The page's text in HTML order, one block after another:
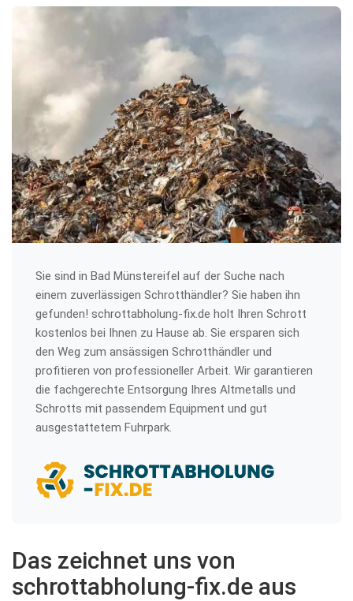
Sie sind in Bad Münstereifel auf der Suche nach
einem zuverlässigen Schrotthändler? Sie haben ihn
gefunden! schrottabholung-fix.de holt Ihren Schrott
kostenlos bei Ihnen zu Hause ab. Sie ersparen sich
den Weg zum ansässigen Schrotthändler und
profitieren von professioneller Arbeit. Wir garantieren
die fachgerechte Entsorgung Ihres Altmetalls und
Schrotts mit passendem Equipment und gut
ausgestattetem Fuhrpark.
Das zeichnet uns von
schrottabholung-fix.de aus